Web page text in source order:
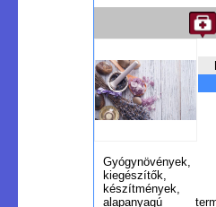
kiegészítők,
készítmények,
alapanyagú